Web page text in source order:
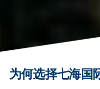
为何选择七海国